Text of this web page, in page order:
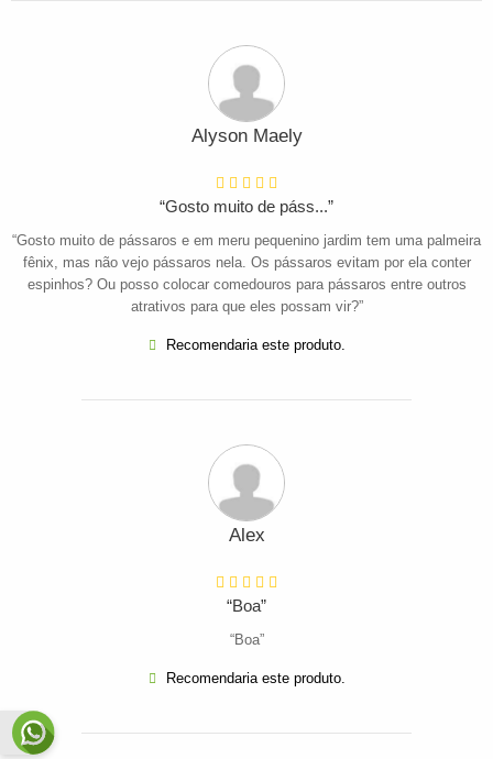
Alyson Maely
“Gosto muito de páss...”
“Gosto muito de pássaros e em meru pequenino jardim tem uma palmeira
fênix, mas não vejo pássaros nela. Os pássaros evitam por ela conter
espinhos? Ou posso colocar comedouros para pássaros entre outros
atrativos para que eles possam vir?”
Recomendaria este produto.
Alex
“Boa”
“Boa”
Recomendaria este produto.